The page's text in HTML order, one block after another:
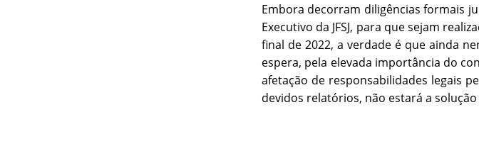
Embora decorram diligências formais
Executivo da JFSJ, para que sejam
final de 2022, a verdade é que ainda
espera, pela elevada importância do
afetação de responsabilidades legais
devidos relatórios, não estará a